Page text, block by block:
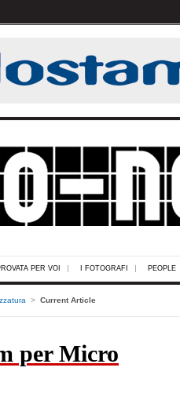
PER VOI I FOTOGRAFI PEOPLE
> Current Article
per Micro